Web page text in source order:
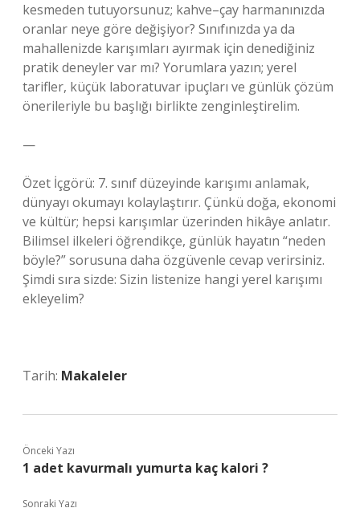
kesmeden tutuyorsunuz; kahve–çay harmanınızda
oranlar neye göre değişiyor? Sınıfınızda ya da
mahallenizde karışımları ayırmak için denediğiniz
pratik deneyler var mı? Yorumlara yazın; yerel
tarifler, küçük laboratuvar ipuçları ve günlük çözüm
önerileriyle bu başlığı birlikte zenginleştirelim.
—
Özet İçgörü: 7. sınıf düzeyinde karışımı anlamak,
dünyayı okumayı kolaylaştırır. Çünkü doğa, ekonomi
ve kültür; hepsi karışımlar üzerinden hikâye anlatır.
Bilimsel ilkeleri öğrendikçe, günlük hayatın “neden
böyle?” sorusuna daha özgüvenle cevap verirsiniz.
Şimdi sıra sizde: Sizin listenize hangi yerel karışımı
ekleyelim?
Tarih: Makaleler
Önceki Yazı
1 adet kavurmalı yumurta kaç kalori ?
Sonraki Yazı